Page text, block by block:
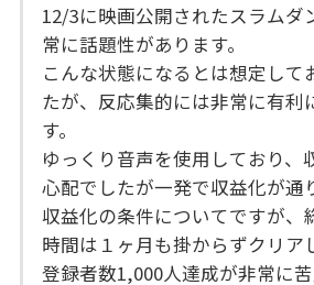
12/3に映画公開されたスラムダ
常に話題性があります。
こんな状態になるとは想定して
たが、反応集的には非常に有利
す。
ゆっくり音声を使用しており、
心配でしたが一発で収益化が通
収益化の条件についてですが、
時間は１ヶ月も掛からずクリア
登録者数1,000人達成が非常に苦